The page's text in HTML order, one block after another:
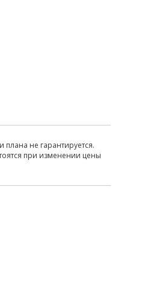
не гарантируется.
при изменении цены